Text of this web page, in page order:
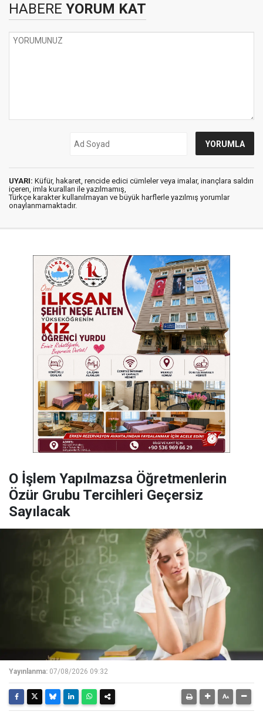
HABERE YORUM KAT
UYARI: Küfür, hakaret, rencide edici cümleler veya imalar, inançlara saldırı
içeren, imla kuralları ile yazılmamış,
Türkçe karakter kullanılmayan ve büyük harflerle yazılmış yorumlar
onaylanmamaktadır.
O İşlem Yapılmazsa Öğretmenlerin
Özür Grubu Tercihleri Geçersiz
Sayılacak
Yayınlanma: 07/08/2026 09:32